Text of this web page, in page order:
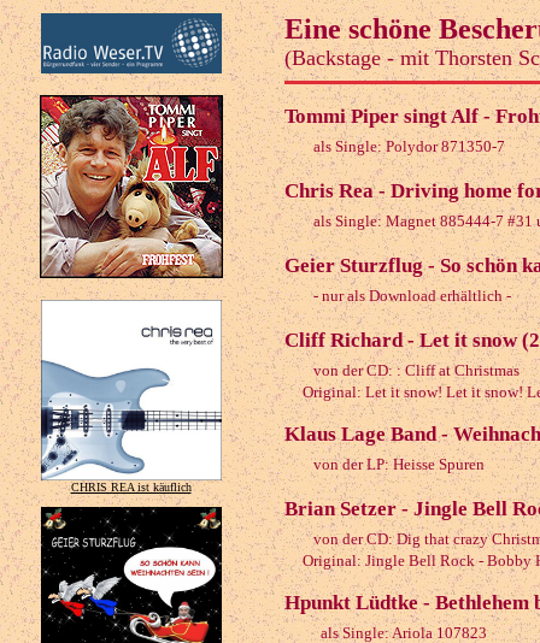
CHRIS REA ist käuflich
Eine schöne
(Backstage - mit Thorsten
Tommi Piper singt Alf -
als Single: Polydor 871350-7
Chris Rea - Driving home
als Single: Magnet 885444-7 #31
Geier Sturzflug - So schön
- nur als Download erhältlich -
Cliff Richard - Let it snow
von der CD: : Cliff at Christmas
Original: Let it snow! Let it snow!
Klaus Lage Band -
von der LP: Heisse Spuren
Brian Setzer - Jingle Bell
von der CD: Dig that crazy
Original: Jingle Bell Rock - Bobby
Hpunkt Lüdtke - Bethlehem
als Single: Ariola 107823